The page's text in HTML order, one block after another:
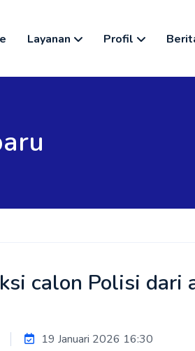
Layanan Profil
calon Polisi dari
19 Januari 2026 16:30